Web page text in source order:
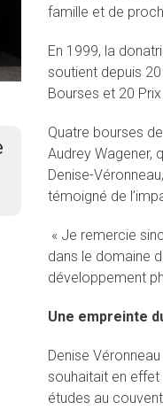
famille et de
En 1999, la
soutient depuis
Bourses et 20
Quatre bourses
Audrey Wagener,
Denise-
témoigné de
« Je remercie
dans le domaine
développement
Une empreinte
Denise
souhaitait en effet
études au